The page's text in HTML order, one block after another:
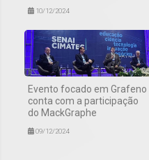
10/12/2024
Evento focado em Grafeno
conta com a participação
do MackGraphe
09/12/2024